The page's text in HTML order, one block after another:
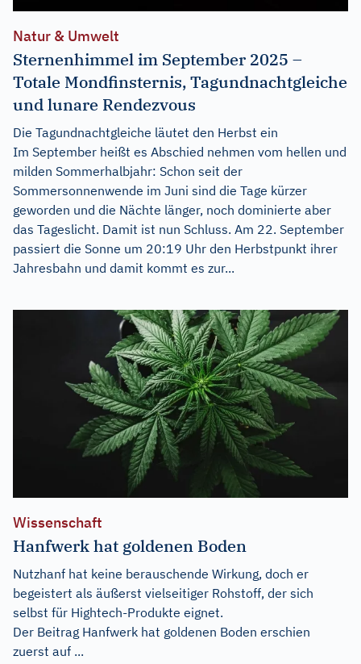
Natur & Umwelt
Sternenhimmel im September 2025 –
Totale Mondfinsternis, Tagundnachtgleiche
und lunare Rendezvous
Die Tagundnachtgleiche läutet den Herbst ein
Im September heißt es Abschied nehmen vom hellen und
milden Sommerhalbjahr: Schon seit der
Sommersonnenwende im Juni sind die Tage kürzer
geworden und die Nächte länger, noch dominierte aber
das Tageslicht. Damit ist nun Schluss. Am 22. September
passiert die Sonne um 20:19 Uhr den Herbstpunkt ihrer
Jahresbahn und damit kommt es zur...
Wissenschaft
Hanfwerk hat goldenen Boden
Nutzhanf hat keine berauschende Wirkung, doch er
begeistert als äußerst vielseitiger Rohstoff, der sich
selbst für Hightech-Produkte eignet.
Der Beitrag Hanfwerk hat goldenen Boden erschien
zuerst auf ...